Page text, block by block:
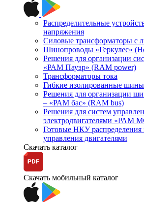
Распределительные
напряжения
Силовые трансформаторы с
Шинопроводы «Геркулес»
Решения для организации
«РАМ Пауэр» (RAM power)
Трансформаторы тока
Гибкие изолированные
Решения для организации
– «РАМ бас» (RAM bus)
Решения для систем
электродвигателями «РАМ
Готовые НКУ распределения
управления двигателями
Скачать каталог
Скачать мобильный каталог